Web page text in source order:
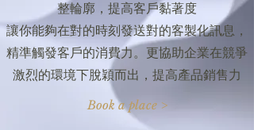
整輪廓，提高客戶黏著度
讓你能夠在對的時刻發送對的客製化訊息，
精準觸發客戶的消費力。更協助企業在競爭
激烈的環境下脫穎而出，提高產品銷售力
Book a place >